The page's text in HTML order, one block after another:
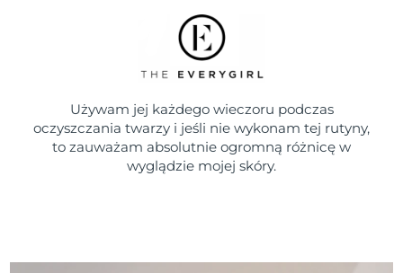
Używam jej każdego wieczoru podczas
oczyszczania twarzy i jeśli nie wykonam tej rutyny,
to zauważam absolutnie ogromną różnicę w
wyglądzie mojej skóry.